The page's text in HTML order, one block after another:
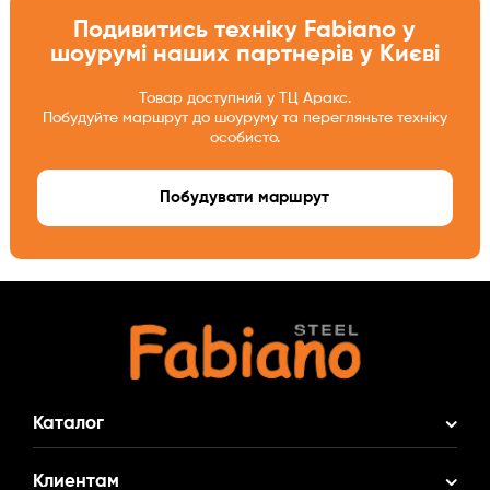
Подивитись техніку Fabiano у
шоурумі наших партнерів у Києві
Товар доступний у ТЦ Аракс.
Побудуйте маршрут до шоуруму та перегляньте техніку
особисто.
Побудувати маршрут
Каталог
Акционные Комплекты
Клиентам